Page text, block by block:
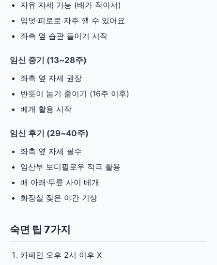
자유 자세 가능 (배가 작아서)
입덧·피로로 자주 깰 수 있어요
좌측 옆 습관 들이기 시작
임신 중기 (13~28주)
좌측 옆 자세 권장
반듯이 눕기 줄이기 (16주 이후)
베개 활용 시작
임신 후기 (29~40주)
좌측 옆 자세 필수
임산부 보디필로우 적극 활용
배 아래·무릎 사이 베개
화장실 잦은 야간 기상
숙면 팁 7가지
카페인 오후 2시 이후 X